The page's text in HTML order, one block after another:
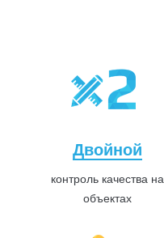
Двойной
контроль качества на
объектах